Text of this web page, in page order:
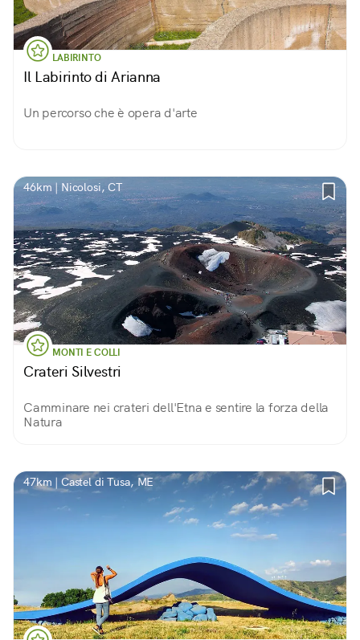
LABIRINTO
Il Labirinto di Arianna
Un percorso che è opera d'arte
46km | Nicolosi, CT
MONTI E COLLI
Crateri Silvestri
Camminare nei crateri dell'Etna e sentire la forza della
Natura
47km | Castel di Tusa, ME